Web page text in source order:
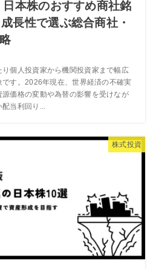
日本株のおすすめ商社銘
長性で選ぶ総合商社・
り個人投資家から機関投資家まで幅広
す。2026年現在、世界経済の不確実
価格の変動や為替の影響を受けなが
当利回り...
株式投資